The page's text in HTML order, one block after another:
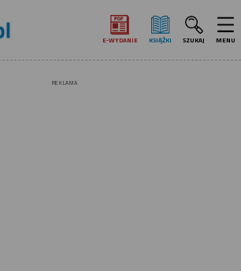
E‑WYDANIE KSIĄŻKI SZUKAJ MENU
REKLAMA